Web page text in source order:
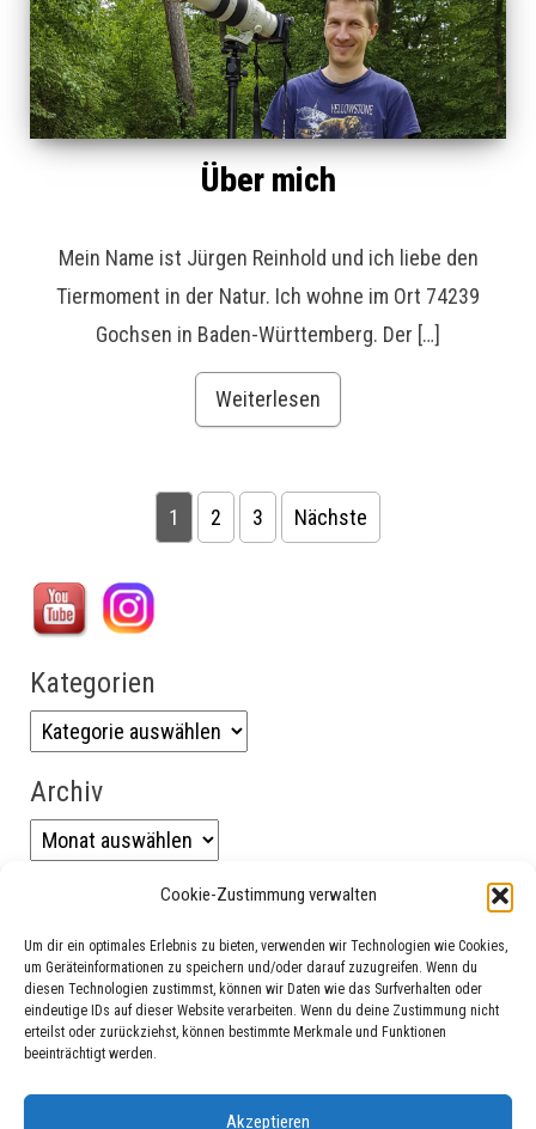
Cookie-Zustimmung verwalten
Um dir ein optimales Erlebnis zu bieten, verwenden wir Technologien wie Cookies,
um Geräteinformationen zu speichern und/oder darauf zuzugreifen. Wenn du
diesen Technologien zustimmst, können wir Daten wie das Surfverhalten oder
eindeutige IDs auf dieser Website verarbeiten. Wenn du deine Zustimmung nicht
erteilst oder zurückziehst, können bestimmte Merkmale und Funktionen
beeinträchtigt werden.
Akzeptieren
Über mich
Mein Name ist Jürgen Reinhold und ich liebe den
Tiermoment in der Natur. Ich wohne im Ort 74239
Gochsen in Baden-Württemberg. Der […]
Weiterlesen
Seitennummerierung der Beiträge
1 2 3 Nächste
Kategorien
Kategorien
Archiv
Archiv
Datenschutzerklärung